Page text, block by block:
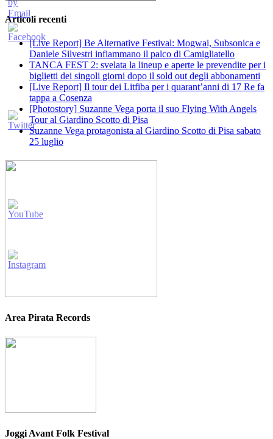
Articoli recenti
[Live Report] Be Alternative Festival: Mogwai, Subsonica e
Daniele Silvestri infiammano il palco di Camigliatello
TANCA FEST 2: svelata la lineup e aperte le prevendite per i
biglietti dei singoli giorni dopo il sold out degli abbonamenti
[Live Report] Il tour dei Litfiba per i quarant’anni di 17 Re fa
tappa a Cosenza
[Photostory] Suzanne Vega porta il suo Flying With Angels
Tour al Giardino Scotto di Pisa
Suzanne Vega protagonista al Giardino Scotto di Pisa sabato
25 luglio
Area Pirata Records
Joggi Avant Folk Festival